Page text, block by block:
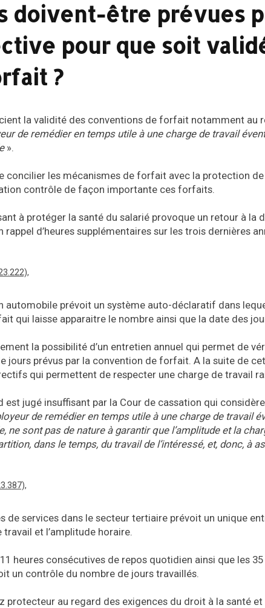
doivent-être prévues
pour que soit
?
la validité des conventions de forfait notamment au
de remédier en temps utile à une charge de travail
».
concilier les mécanismes de forfait avec la protection
contrôle de façon importante ces forfaits.
à protéger la santé du salarié provoque un retour à la
d’heures supplémentaires sur les trois dernières
automobile prévoit un système auto-déclaratif dans
qui laisse apparaitre le nombre ainsi que la date des
la possibilité d’un entretien annuel qui permet de
jours prévus par la convention de forfait. A la suite de
qui permettent de respecter une charge de travail
est jugé insuffisant par la Cour de cassation qui
de remédier en temps utile à une charge de travail
ne sont pas de nature à garantir que l’amplitude et la
dans le temps, du travail de l’intéressé, et, donc, à
de services dans le secteur tertiaire prévoit un unique
et l’amplitude horaire.
heures consécutives de repos quotidien ainsi que les
un contrôle du nombre de jours travaillés.
protecteur au regard des exigences du droit à la santé et